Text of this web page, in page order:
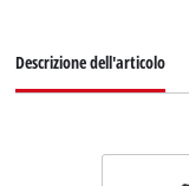
Descrizione dell'articolo